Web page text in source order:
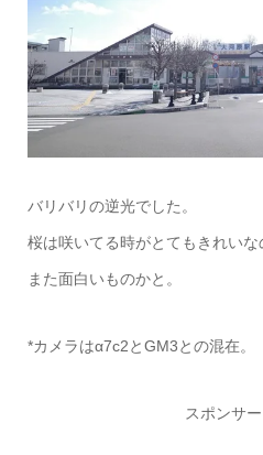
バリバリの逆光でした。
桜は咲いてる時がとてもきれい
また面白いものかと。
*カメラはα7c2とGM3との混在。
スポンサ